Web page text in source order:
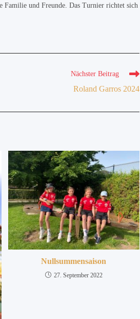
Familie und Freunde. Das Turnier richtet sich
Nächster Beitrag
Roland Garros 2024
Nullsummensaison
27. September 2022